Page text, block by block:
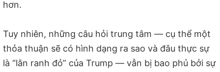
hơn.
Tuy nhiên, những câu hỏi trung tâm — cụ thể một
thỏa thuận sẽ có hình dạng ra sao và đâu thực sự
là “lằn ranh đỏ” của Trump — vẫn bị bao phủ bởi sự